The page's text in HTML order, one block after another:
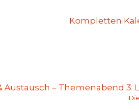
Kompletten
Austausch – Themenabend 3: